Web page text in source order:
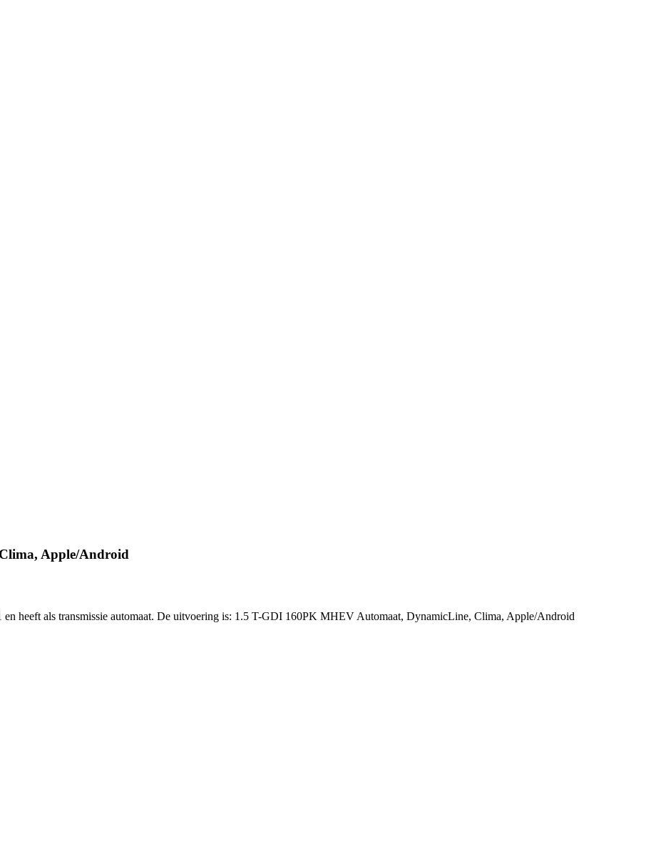
Apple/Android
en heeft als transmissie automaat. De uitvoering is: 1.5 T-GDI 160PK MHEV Automaat, DynamicLine, Clima, Apple/Android